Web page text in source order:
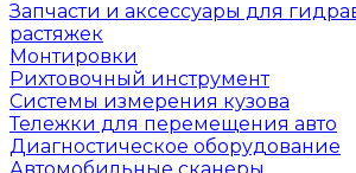
Запчасти и аксессуары для
растяжек
Монтировки
Рихтовочный инструмент
Системы измерения кузова
Тележки для перемещения авто
Диагностическое оборудование